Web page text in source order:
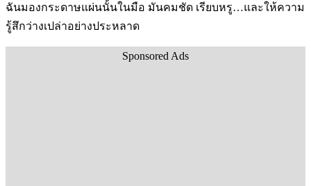
ฉันมองกระดาษแผ่นนั้นในมือ มันคมชัด เรียบหรู…และให้ความ
รู้สึกว่างเปล่าอย่างประหลาด
Sponsored Ads